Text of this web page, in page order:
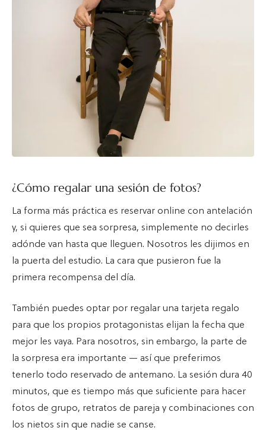
¿Cómo regalar una sesión de fotos?
La forma más práctica es reservar online con antelación
y, si quieres que sea sorpresa, simplemente no decirles
adónde van hasta que lleguen. Nosotros les dijimos en
la puerta del estudio. La cara que pusieron fue la
primera recompensa del día.
También puedes optar por regalar una tarjeta regalo
para que los propios protagonistas elijan la fecha que
mejor les vaya. Para nosotros, sin embargo, la parte de
la sorpresa era importante — así que preferimos
tenerlo todo reservado de antemano. La sesión dura 40
minutos, que es tiempo más que suficiente para hacer
fotos de grupo, retratos de pareja y combinaciones con
los nietos sin que nadie se canse.